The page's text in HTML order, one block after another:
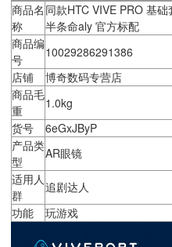
商品名
称
同款HTC VIVE PRO 基
半条命aly 官方标配
商品编
号
10029286291386
店铺
博奇数码专营店
商品毛
重
1.0kg
货号
6eGxJByP
产品类
型
AR眼镜
适用人
群
追剧达人
功能
玩游戏